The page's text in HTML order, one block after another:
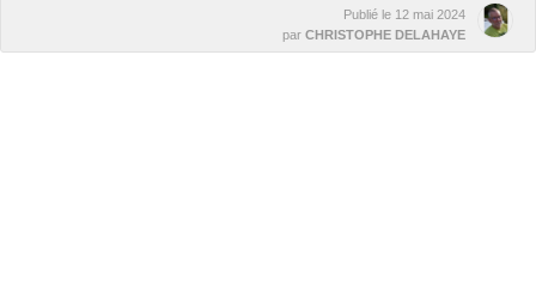
Publié le 12 mai 2024
par CHRISTOPHE DELAHAYE